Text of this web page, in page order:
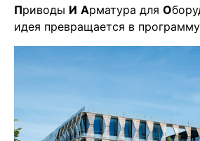
Приводы И Арматура для О
идея превращается в